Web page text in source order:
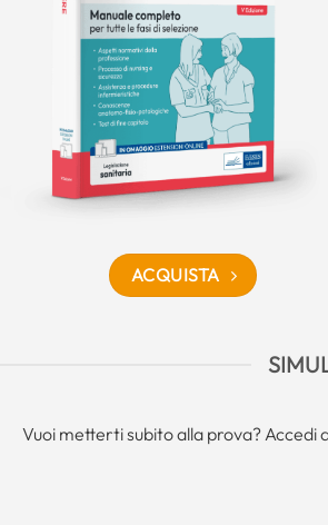
ACQUISTA
Vuoi metterti subito alla prova? Accedi